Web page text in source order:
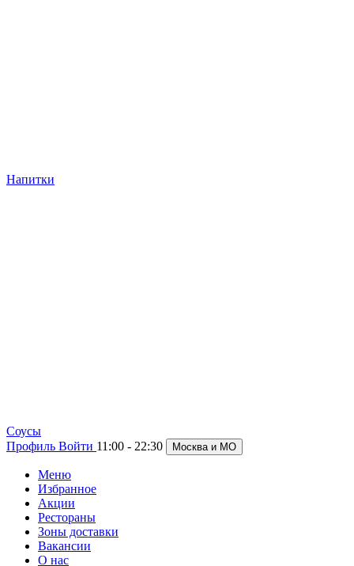
Напитки
Cоусы
Профиль Войти 11:00 - 22:30 Москва и МО
Меню
Избранное
Акции
Рестораны
Зоны доставки
Вакансии
О нас